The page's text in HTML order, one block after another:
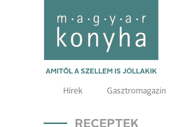
AMITŐL A SZELLEM IS JÓLLAKIK
Hírek Gasztromagazin
RECEPTEK